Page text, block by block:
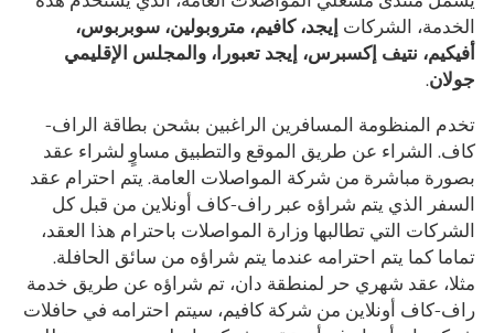
الخدمة، الشركات إيجد، كافيم، متروبولين، سوبربوس،
أفيكيم، نتيف إكسبرس، إيجد تعبورا، والمجلس الإقليمي
جولان.
تخدم المنظومة المسافرين الراغبين بشحن بطاقة الراف-
كاف. الشراء عن طريق الموقع والتطبيق مساوٍ لشراء عقد
بصورة مباشرة من شركة المواصلات العامة. يتم احترام عقد
السفر الذي يتم شراؤه عبر راف-كاف أونلاين من قبل كل
الشركات التي تطالبها وزارة المواصلات باحترام هذا العقد،
تماما كما يتم احترامه عندما يتم شراؤه من سائق الحافلة.
مثلا، عقد شهري حر لمنطقة دان، تم شراؤه عن طريق خدمة
راف-كاف أونلاين من شركة كافيم، سيتم احترامه في حافلات